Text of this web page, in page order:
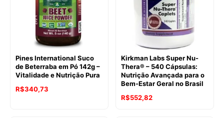
Pines International Suco
de Beterraba em Pó 142g –
Vitalidade e Nutrição Pura
R$340,73
Kirkman Labs Super Nu-
Thera® – 540 Cápsulas:
Nutrição Avançada para o
Bem-Estar Geral no Brasil
R$552,82